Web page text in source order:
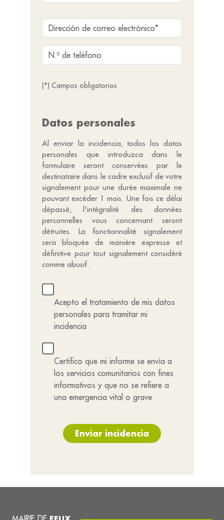
(*) Campos obligatorios
Datos personales
Al enviar la incidencia, todos los datos
personales que introduzca dans le
formulaire seront conservées par le
destinataire dans le cadre exclusif de votre
signalement pour une durée maximale ne
pouvant excéder 1 mois. Une fois ce délai
dépassé, l'intégralité des données
personnelles vous concernant seront
détruites. La fonctionnalité signalement
sera bloquée de manière expresse et
définitive pour tout signalement considéré
comme abusif.
Acepto el tratamiento de mis datos
personales para tramitar mi
incidencia
Certifico que mi informe se envía a
los servicios comunitarios con fines
informativos y que no se refiere a
una emergencia vital o grave
Enviar incidencia